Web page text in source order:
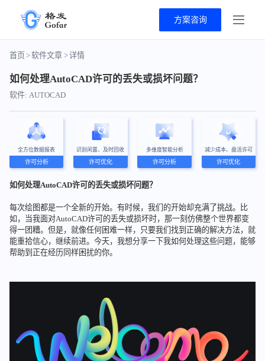
方案咨询
首页>软件文章 >详情
如何处理AutoCAD许可的丢失或损坏问题？
软件: AUTOCAD
全方位数据报表
许可分析
识别闲置、及时回收
许可优化
多维度智能分析
许可分析
减少成本、盘活许可
许可优化
如何处理AutoCAD许可的丢失或损坏问题？
每次绘图都是一个全新的开始。有时候，我们的开始却充满了挑战。比
如，当我面对AutoCAD许可的丢失或损坏时，那一刻仿佛整个世界都变
得一团糟。但是，就像任何困难一样，只要我们找到正确的解决方法，就
能重拾信心，继续前进。今天，我想分享一下我如何处理这些问题，能够
帮助到正在经历同样困扰的你。